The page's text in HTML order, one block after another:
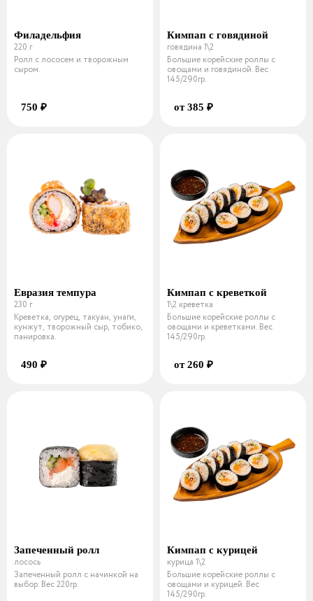
Филадельфия
220 г
Ролл с лососем и творожным
сыром.
750 ₽
Кимпап с говядиной
говядина 1\2
Большие корейские роллы с
овощами и говядиной. Вес
145/290гр.
от 385 ₽
Евразия темпура
230 г
Креветка, огурец, такуан, унаги,
кунжут, творожный сыр, тобико,
панировка.
490 ₽
Кимпап с креветкой
1\2 креветка
Большие корейские роллы с
овощами и креветками. Вес
145/290гр.
от 260 ₽
Запеченный ролл
лосось
Запеченный ролл с начинкой на
выбор. Вес 220гр.
Кимпап с курицей
курица 1\2
Большие корейские роллы с
овощами и курицей. Вес
145/290гр.